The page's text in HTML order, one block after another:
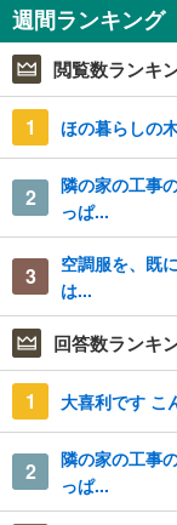
週間ランキング
閲覧数ランキ
1 ほの暮らしの
2
隣の家の工事
っぱ...
3
空調服を、既
は...
回答数ランキ
1 大喜利です こ
2
隣の家の工事
っぱ...